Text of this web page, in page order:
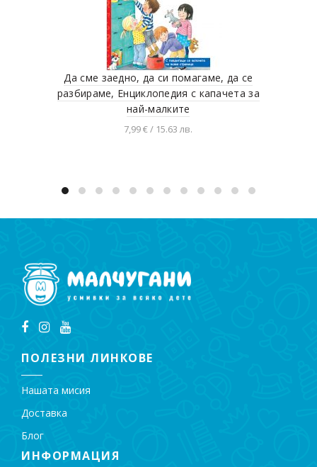
Да сме заедно, да си помагаме, да се
разбираме, Енциклопедия с капачета за
най-малките
7,99 € / 15.63 лв.
ПОЛЕЗНИ ЛИНКОВЕ
Нашата мисия
Доставка
Блог
ИНФОРМАЦИЯ